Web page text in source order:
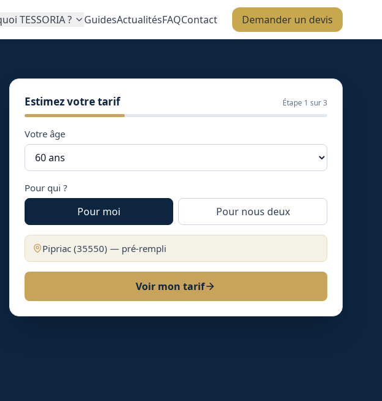
TESSORIA ? GuidesActualitésFAQContact Demander un devis
Estimez votre tarif Étape 1 sur 3
Votre âge
Pour qui ?
Pour moi Pour nous deux
Pipriac(35550) — pré-rempli
Voir mon tarif